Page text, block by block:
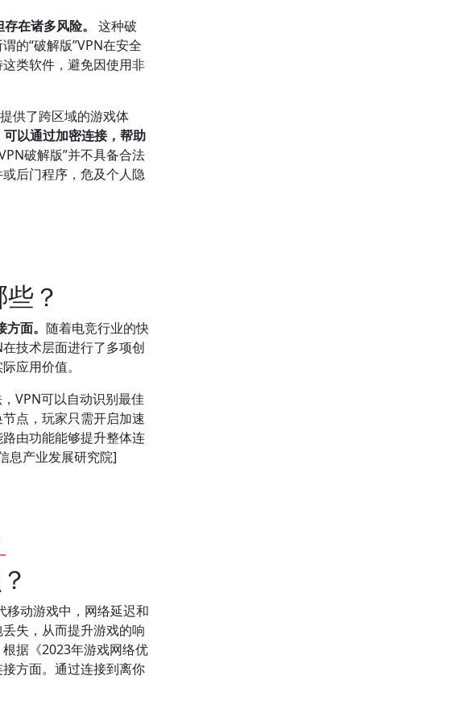
在诸多风险。
这种破
的“破解版”VPN在安全
类软件，避免因使用非
供了跨区域的游戏体
以通过加密连接，帮助
破解版”并不具备合法
后门程序，危及个人隐
？
面。 随着电竞行业的快
技术层面进行了多项创
应用价值。
VPN可以自动识别最佳
点，玩家只需开启加速
由功能能够提升整体连
息产业发展研究院]
移动游戏中，网络延迟和
失，从而提升游戏的响
据《2023年游戏网络优
方面。通过连接到离你